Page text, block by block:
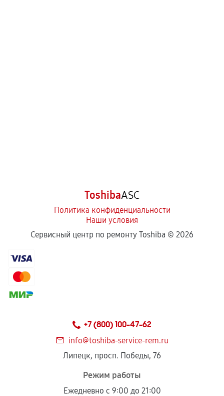
ToshibaASC
Политика конфиденциальности
Наши условия
Сервисный центр по ремонту Toshiba © 2026
+7 (800) 100-47-62
info@toshiba-service-rem.ru
Липецк, просп. Победы, 76
Режим работы
Ежедневно с 9:00 до 21:00